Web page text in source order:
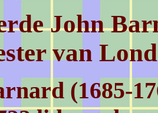
John
van
(1685-